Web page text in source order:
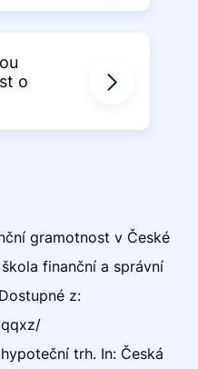
o
gramotnost v České
finanční a správní
z:
trh. In: Česká